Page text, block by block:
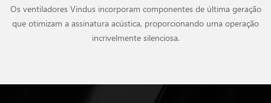
Os ventiladores Vindus incorporam componentes de última geração
que otimizam a assinatura acústica, proporcionando uma operação
incrivelmente silenciosa.